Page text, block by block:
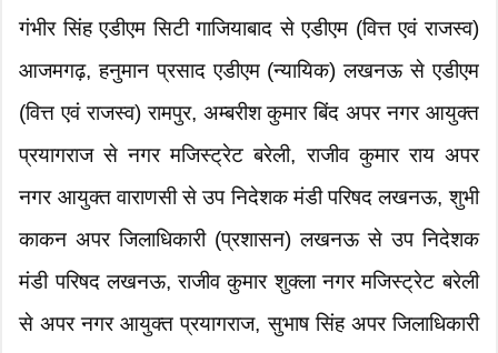
गंभीर सिंह एडीएम सिटी गाजियाबाद से एडीएम (वित्त एवं राजस्व)
आजमगढ़, हनुमान प्रसाद एडीएम (न्यायिक) लखनऊ से एडीएम
(वित्त एवं राजस्व) रामपुर, अम्बरीश कुमार बिंद अपर नगर आयुक्त
प्रयागराज से नगर मजिस्ट्रेट बरेली, राजीव कुमार राय अपर
नगर आयुक्त वाराणसी से उप निदेशक मंडी परिषद लखनऊ, शुभी
काकन अपर जिलाधिकारी (प्रशासन) लखनऊ से उप निदेशक
मंडी परिषद लखनऊ, राजीव कुमार शुक्ला नगर मजिस्ट्रेट बरेली
से अपर नगर आयुक्त प्रयागराज, सुभाष सिंह अपर जिलाधिकारी